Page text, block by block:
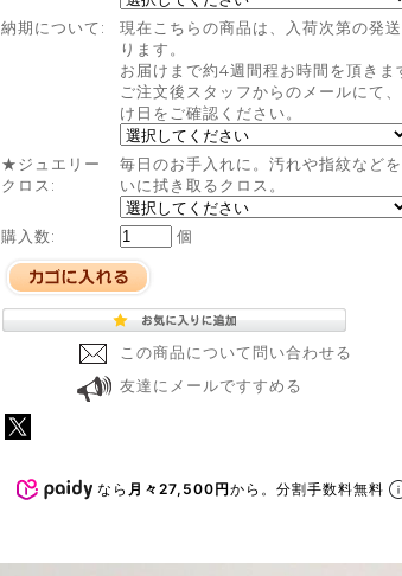
納期について:
現在こちらの商品は、入荷次第の発
ります。
お届けまで約4週間程お時間を頂きま
ご注文後スタッフからのメールにて
け日をご確認ください。
★ジュエリー
クロス:
毎日のお手入れに。汚れや指紋など
いに拭き取るクロス。
購入数: 個
この商品について問い合わせる
友達にメールですすめる
なら 月々27,500円から。分割手数料無料